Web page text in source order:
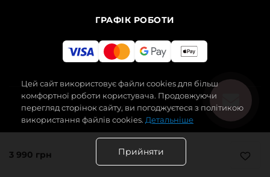
3 990 грн
ГРАФІК РОБОТИ
2019-2026 SECRET ANGEL. УСІ ПРАВА ЗАХИЩЕНІ.
Цей сайт використовує файли cookies для більш
комфортної роботи користувача. Продовжуючи
перегляд сторінок сайту, ви погоджуєтеся з політикою
використання файлів cookies. Детальніше
Прийняти